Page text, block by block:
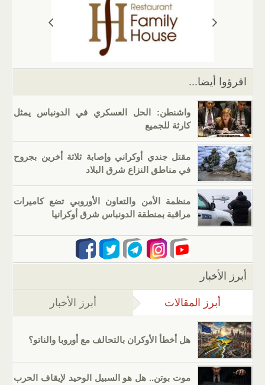
k
dI
n
er
a
m
A
p
اقرؤوا أيضا...
واشنطن: الحل العسكري في الدونباس يمثل
كارثة للجميع
مقتل جندي أوكراني وإصابة ثلاثة أخرين بجروح
في مناطق النزاع شرق البلاد
منظمة الأمن والتعاون الأوروبي تضع كاميرات
مراقبة بمنطقة الدونباس شرق أوكرانيا
أبرز الأخبار
أبرز المقالات (علامة التبويب النشطة)
أبرز الأخبار
هل أخطأ الأوكران بالتحالف مع أوروبا والناتو؟
موت بوتن.. هل هو السبيل الوحيد لإيقاف الحرب